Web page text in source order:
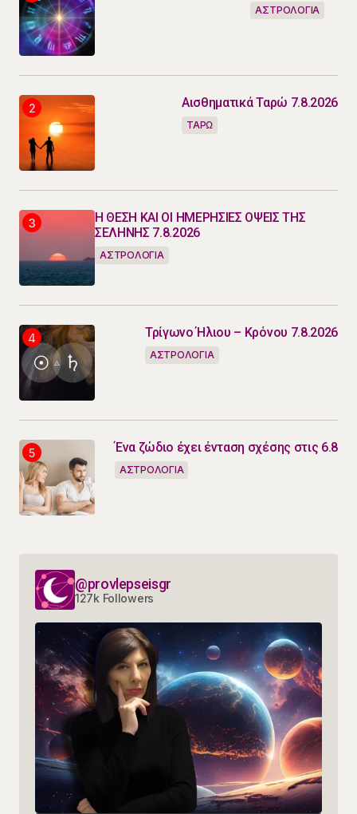
ΑΣΤΡΟΛΟΓΙΑ
Αισθηματικά Ταρώ 7.8.2026
ΤΑΡΩ
Η ΘΕΣΗ ΚΑΙ ΟΙ ΗΜΕΡΗΣΙΕΣ ΟΨΕΙΣ ΤΗΣ
ΣΕΛΗΝΗΣ 7.8.2026
ΑΣΤΡΟΛΟΓΙΑ
Τρίγωνο Ήλιου – Κρόνου 7.8.2026
ΑΣΤΡΟΛΟΓΙΑ
Ένα ζώδιο έχει ένταση σχέσης στις 6.8
ΑΣΤΡΟΛΟΓΙΑ
@provlepseisgr
127k Followers